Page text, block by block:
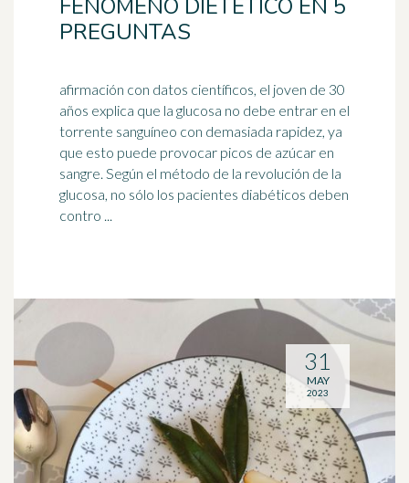
FENÓMENO DIETÉTICO EN 5
PREGUNTAS
afirmación con datos científicos, el joven de 30
años explica que la glucosa no debe entrar en el
torrente sanguíneo con demasiada rapidez, ya
que esto puede provocar picos de azúcar en
sangre. Según el método de la revolución de la
glucosa, no sólo los pacientes diabéticos deben
contro ...
31
MAY
2023